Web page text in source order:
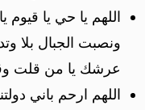
اللهم يا حي يا قيوم
ونصبت الجبال بلا
عرشك يا من قلت
اللهم ارحم باني